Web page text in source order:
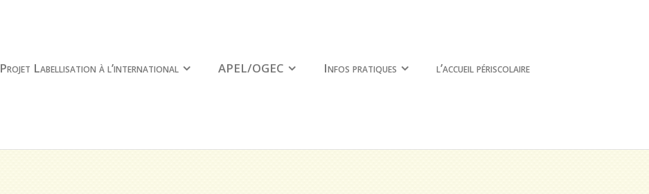
Projet Labellisation à l’international APEL/OGEC Infos pratiques l’accueil périscolaire